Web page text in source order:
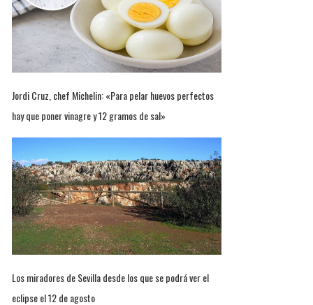
Jordi Cruz, chef Michelin: «Para pelar huevos perfectos
hay que poner vinagre y 12 gramos de sal»
Los miradores de Sevilla desde los que se podrá ver el
eclipse el 12 de agosto